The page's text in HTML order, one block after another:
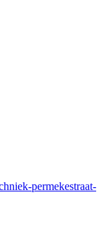
permekestraat-